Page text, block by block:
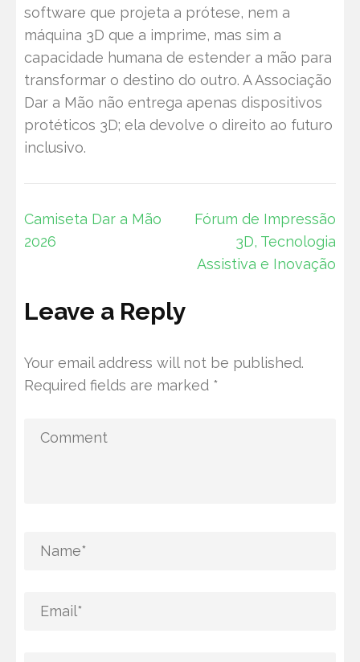
software que projeta a prótese, nem a
máquina 3D que a imprime, mas sim a
capacidade humana de estender a mão para
transformar o destino do outro. A Associação
Dar a Mão não entrega apenas dispositivos
protéticos 3D; ela devolve o direito ao futuro
inclusivo.
Post
navigation
Camiseta Dar a Mão
2026
Fórum de Impressão
3D, Tecnologia
Assistiva e Inovação
Leave a Reply
Your email address will not be published.
Required fields are marked *